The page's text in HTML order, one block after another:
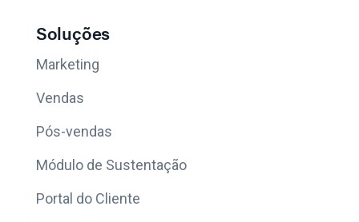
Soluções
Marketing
Vendas
Pós-vendas
Módulo de Sustentação
Portal do Cliente